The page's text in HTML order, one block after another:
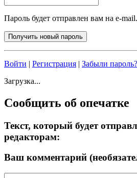
Пароль будет отправлен вам на e-mail.
Войти | Регистрация | Забыли пароль?
Загрузка...
Сообщить об опечатке
Текст, который будет
редакторам:
Ваш комментарий